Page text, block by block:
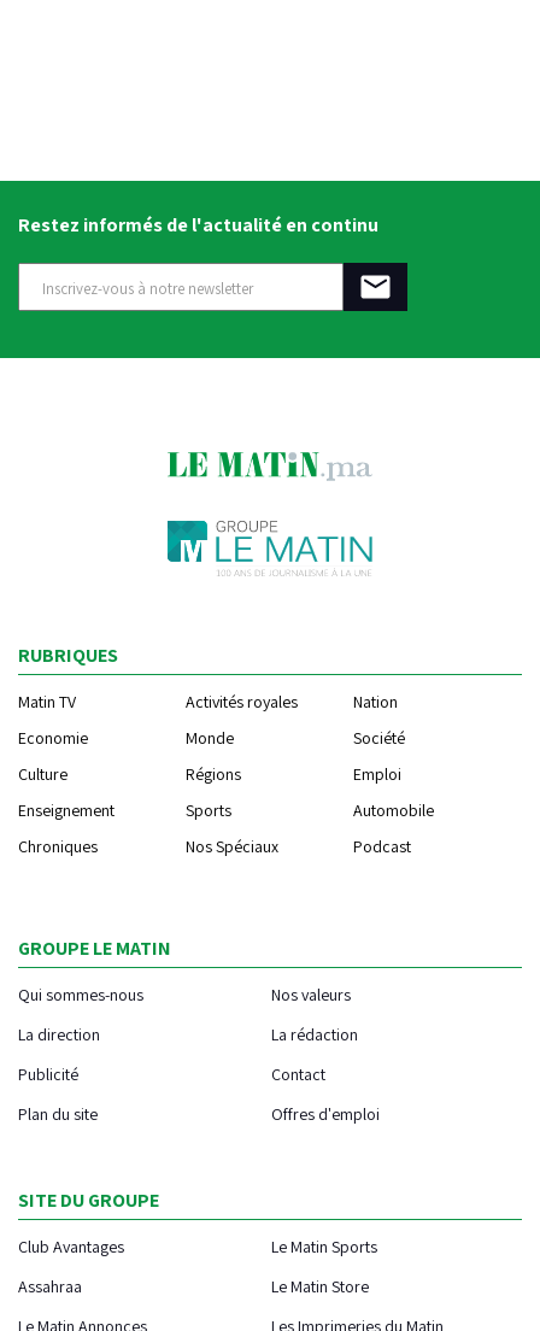
Restez informés de l'actualité en continu
RUBRIQUES
Matin TV Activités royales
Nation
Economie
Monde
Société
Culture
Régions
Emploi
Enseignement
Sports
Automobile
Chroniques
Nos Spéciaux Podcast
GROUPE LE MATIN
Qui sommes-nous
Nos valeurs
La direction
La rédaction
Publicité
Contact
Plan du site
Offres d'emploi
SITE DU GROUPE
Club Avantages
Le Matin Sports
Assahraa
Le Matin Store
Le Matin Annonces
Les Imprimeries du Matin